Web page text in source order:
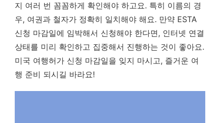
지 여러 번 꼼꼼하게 확인해야 하고요. 특히 이름의 경
우, 여권과 철자가 정확히 일치해야 해요. 만약 ESTA
신청 마감일에 임박해서 신청해야 한다면, 인터넷 연결
상태를 미리 확인하고 집중해서 진행하는 것이 좋아요.
미국 여행허가 신청 마감일을 잊지 마시고, 즐거운 여
행 준비 되시길 바라요!